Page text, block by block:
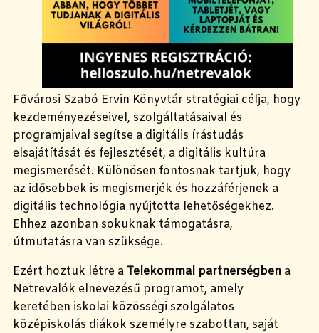
Fővárosi Szabó Ervin Könyvtár stratégiai célja, hogy
kezdeményezéseivel, szolgáltatásaival és
programjaival segítse a digitális írástudás
elsajátítását és fejlesztését, a digitális kultúra
megismerését. Különösen fontosnak tartjuk, hogy
az idősebbek is megismerjék és hozzáférjenek a
digitális technológia nyújtotta lehetőségekhez.
Ehhez azonban sokuknak támogatásra,
útmutatásra van szüksége.
Ezért hoztuk létre a Telekommal partnerségben a
Netrevalók elnevezésű programot, amely
keretében iskolai közösségi szolgálatos
középiskolás diákok személyre szabottan, saját